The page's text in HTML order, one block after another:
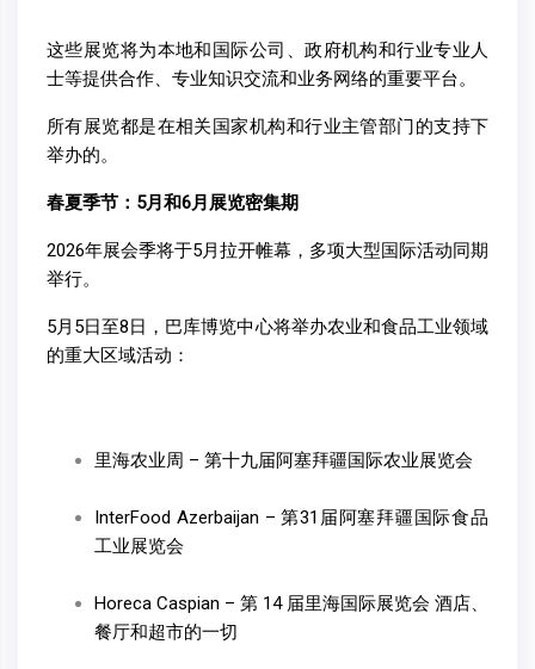
这些展览将为本地和国际公司、政府机构和行业专业人
士等提供合作、专业知识交流和业务网络的重要平台。
所有展览都是在相关国家机构和行业主管部门的支持下
举办的。
春夏季节：5月和6月展览密集期
2026年展会季将于5月拉开帷幕，多项大型国际活动同期
举行。
5月5日至8日，巴库博览中心将举办农业和食品工业领域
的重大区域活动：
里海农业周 – 第十九届阿塞拜疆国际农业展览会
InterFood Azerbaijan – 第31届阿塞拜疆国际食品
工业展览会
Horeca Caspian – 第 14 届里海国际展览会 酒店、
餐厅和超市的一切